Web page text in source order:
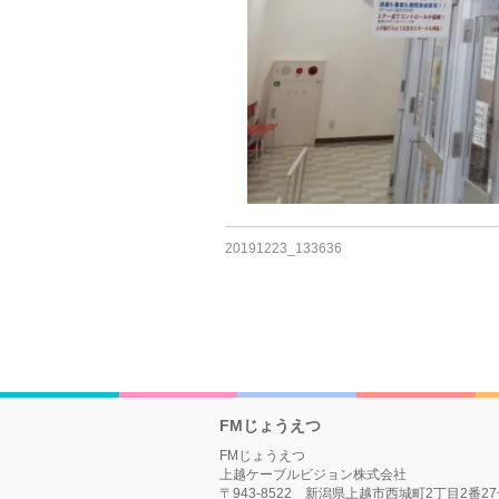
20191223_133636
FMじょうえつ
FMじょうえつ
上越ケーブルビジョン株式会社
〒943-8522 新潟県上越市西城町2丁目2番27